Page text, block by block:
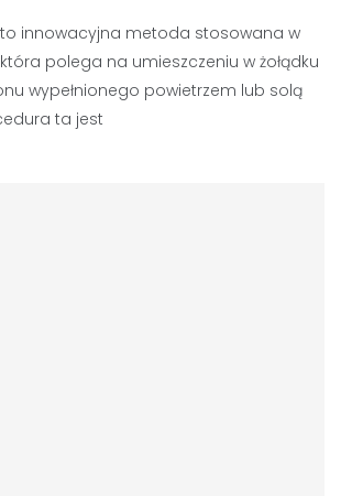
to innowacyjna metoda stosowana w
polega na umieszczeniu w żołądku
wypełnionego powietrzem lub solą
ta jest